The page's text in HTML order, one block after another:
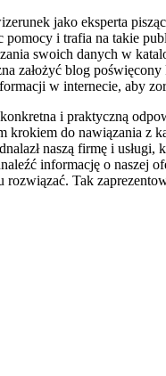
jako eksperta
i trafia na takie
swoich danych w
założyć blog
w internecie, aby
i praktyczną
do nawiązania z
naszą firmę i usługi,
informację o naszej
Tak